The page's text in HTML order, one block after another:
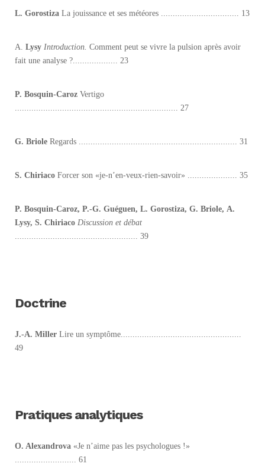
L. Gorostiza La jouissance et ses météores ................................. 13
A. Lysy Introduction. Comment peut se vivre la pulsion après avoir
fait une analyse ?................... 23
P. Bosquin-Caroz Vertigo
..................................................................... 27
G. Briole Regards ................................................................... 31
S. Chiriaco Forcer son «je-n’en-veux-rien-savoir» ..................... 35
P. Bosquin-Caroz, P.-G. Guéguen, L. Gorostiza, G. Briole, A.
Lysy, S. Chiriaco Discussion et débat
.................................................... 39
Doctrine
J.-A. Miller Lire un symptôme...................................................
49
Pratiques analytiques
O. Alexandrova «Je n’aime pas les psychologues !»
.......................... 61